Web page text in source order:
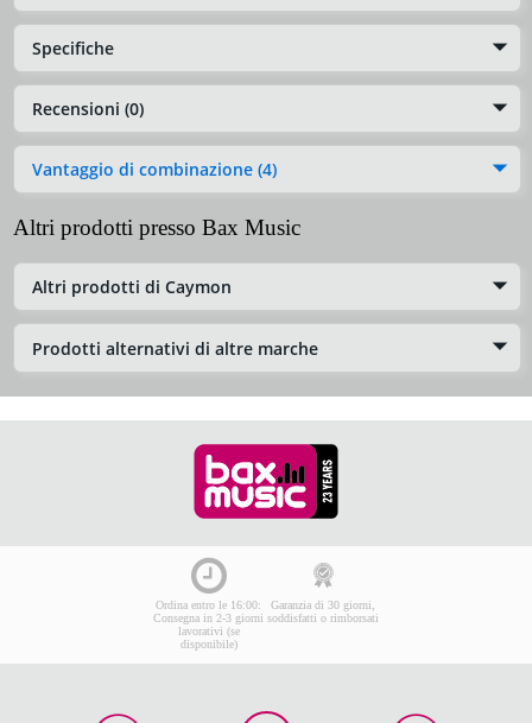
Specifiche
Recensioni (0)
Vantaggio di combinazione (4)
Altri prodotti presso Bax Music
Altri prodotti di Caymon
Prodotti alternativi di altre marche
Ordina entro le 16:00:
Consegna in 2-3 giorni
lavorativi (se
disponibile)
Garanzia di 30 giorni,
soddisfatti o rimborsati